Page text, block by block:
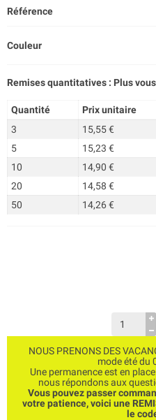
Référence
Couleur
Remises quantitatives : Plus
Quantité Prix unitaire
3
15,55 €
5
15,23 €
10
14,90 €
20
14,58 €
50
14,26 €
NOUS PRENONS DES
mode été du
Une permanence est en
nous répondons aux
Vous pouvez passer
votre patience, voici une
le